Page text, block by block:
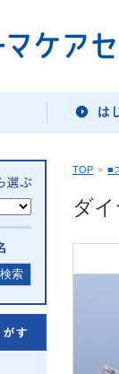
TOP > ■
ダ